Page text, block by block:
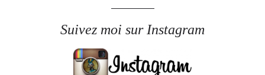
Suivez moi sur Instagram